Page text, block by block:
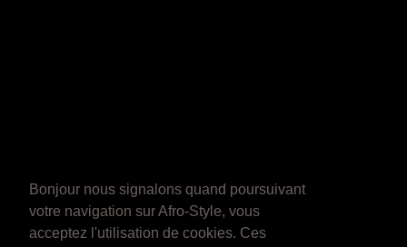
Bonjour nous signalons quand poursuivant
votre navigation sur Afro-Style, vous
acceptez l'utilisation de cookies. Ces